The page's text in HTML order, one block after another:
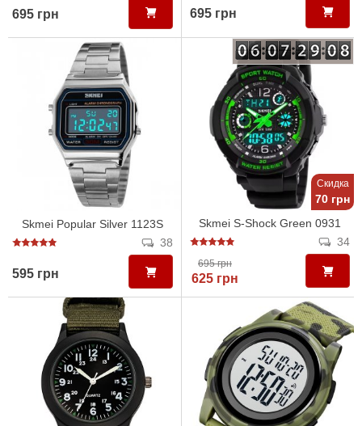
695 грн 695 грн
Skmei Popular Silver 1123S
38
595 грн
Скидка
70 грн
Skmei S-Shock Green 0931
34
695 грн
625 грн